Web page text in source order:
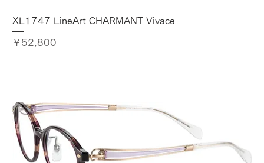
XL1747 LineArt CHARMANT Vivace
価格
￥52,800